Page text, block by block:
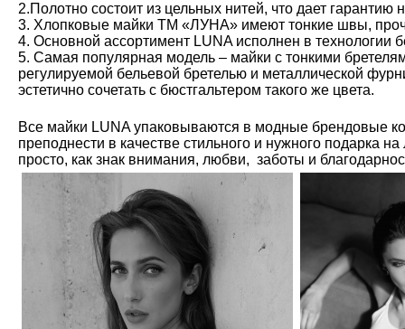
2.Полотно состоит из цельных нитей, что дает гарантию
3. Хлопковые майки ТМ «ЛУНА» имеют тонкие швы,
4. Основной ассортимент LUNA исполнен в технологии
5. Самая популярная модель – майки с тонкими
регулируемой бельевой бретелью и металлической
эстетично сочетать с бюстгальтером такого же цвета.
Все майки LUNA упаковываются в модные брендовые
преподнести в качестве стильного и нужного подарка
просто, как знак внимания, любви, заботы и